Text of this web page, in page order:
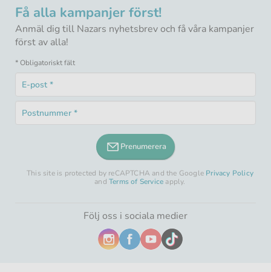
Få alla kampanjer först!
Anmäl dig till Nazars nyhetsbrev och få våra kampanjer
först av alla!
* Obligatoriskt fält
E-
post
fält
Postnummer
Obligatoriskt
Prenumerera
This site is protected by reCAPTCHA and the Google Privacy Policy
andTerms of Service apply.
Följ oss i sociala medier